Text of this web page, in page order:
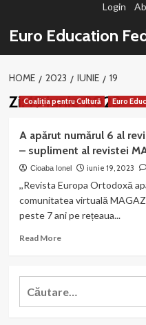
conținut
Login
Euro Education
HOME 2023 IUNIE 19
Zi:19 iunie 2023
Coaliția pentru Cultură Euro
A apărut numărul 6 al
– supliment al revistei
Cioaba Ionel iunie 19, 2023
,,Revista Europa Ortodoxă
comunitatea virtuală
peste 7 ani pe rețeaua...
Read MoreRead
A
apărut
Caută